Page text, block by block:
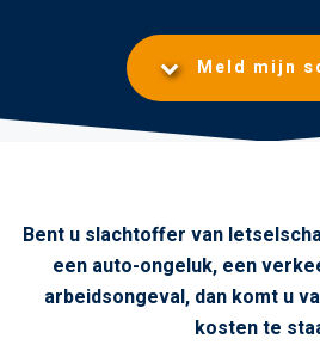
Meld mijn
Bent u slachtoffer van
een auto-ongeluk, een
arbeidsongeval, dan komt u
kosten te